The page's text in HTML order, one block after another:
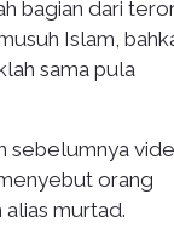
bagian dari
Islam,
sama pula
sebelumnya
orang
murtad.